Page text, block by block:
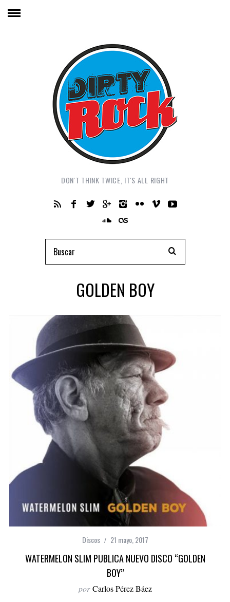
DON'T THINK TWICE, IT'S ALL RIGHT
GOLDEN BOY
Discos 21 mayo, 2017
WATERMELON SLIM PUBLICA NUEVO DISCO “GOLDEN
BOY”
por Carlos Pérez Báez